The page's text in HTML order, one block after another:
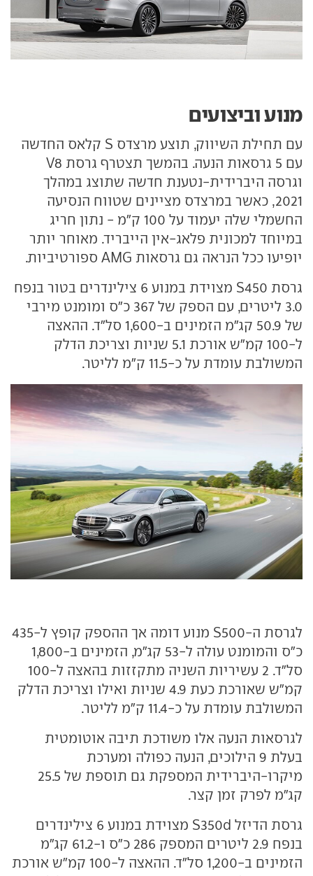
מנוע וביצועים
עם תחילת השיווק, תוצע מרצדס S קלאס החדשה
עם 5 גרסאות הנעה. בהמשך תצטרף גרסת V8
וגרסה היברידית-נטענת חדשה שתוצג במהלך
2021, כאשר במרצדס מציינים שטווח הנסיעה
החשמלי שלה יעמוד על 100 ק"מ - נתון חריג
במיוחד למכונית פלאג-אין הייבריד. מאוחר יותר
יופיעו ככל הנראה גם גרסאות AMG ספורטיביות.
גרסת S450 מצוידת במנוע 6 צילינדרים בטור בנפח
3.0 ליטרים, עם הספק של 367 כ"ס ומומנט מירבי
של 50.9 קג"מ הזמינים ב-1,600 סל"ד. ההאצה
ל-100 קמ"ש אורכת 5.1 שניות וצריכת הדלק
המשולבת עומדת על כ-11.5 ק"מ לליטר.
לגרסת ה-S500 מנוע דומה אך ההספק קופץ ל-435
כ"ס והמומנט עולה ל-53 קג"מ, הזמינים ב-1,800
סל"ד. 2 עשיריות השניה מתקזזות בהאצה ל-100
קמ"ש שאורכת כעת 4.9 שניות ואילו וצריכת הדלק
המשולבת עומדת על כ-11.4 ק"מ לליטר.
לגרסאות הנעה אלו משודכת תיבה אוטומטית
בעלת 9 הילוכים, הנעה כפולה ומערכת
מיקרו-היברידית המספקת גם תוספת של 25.5
קג"מ לפרק זמן קצר.
גרסת הדיזל S350d מצוידת במנוע 6 צילינדרים
בנפח 2.9 ליטרים המספק 286 כ"ס ו-61.2 קג"מ
הזמינים ב-1,200 סל"ד. ההאצה ל-100 קמ"ש אורכת